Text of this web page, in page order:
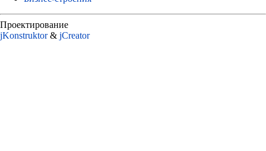
Проектирование
jKonstruktor& jСreator